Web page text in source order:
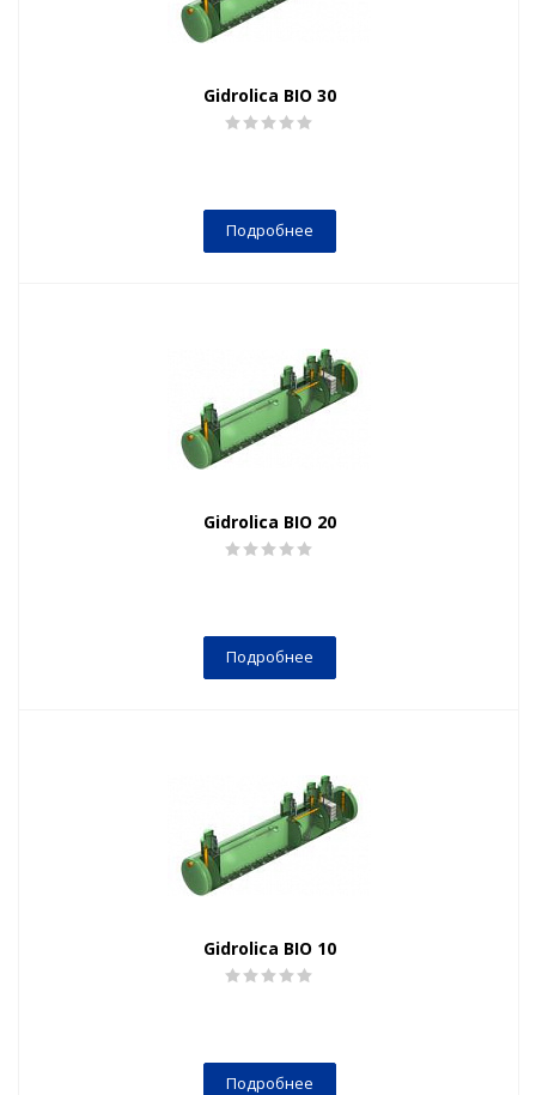
Gidrolica BIO 30
Подробнее
Gidrolica BIO 20
Подробнее
Gidrolica BIO 10
Подробнее